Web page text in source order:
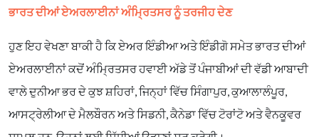
ਭਾਰਤ ਦੀਆਂ ਏਅਰਲਾਈਨਾਂ ਅੰਮ੍ਰਿਤਸਰ ਨੂੰ ਤਰਜੀਹ ਦੇਣ
ਹੁਣ ਇਹ ਵੇਖਣਾ ਬਾਕੀ ਹੈ ਕਿ ਏਅਰ ਇੰਡੀਆ ਅਤੇ ਇੰਡੀਗੋ ਸਮੇਤ ਭਾਰਤ ਦੀਆਂ
ਏਅਰਲਾਈਨਾਂ ਕਦੋਂ ਅੰਮ੍ਰਿਤਸਰ ਹਵਾਈ ਅੱਡੇ ਤੋਂ ਪੰਜਾਬੀਆਂ ਦੀ ਵੱਡੀ ਆਬਾਦੀ
ਵਾਲੇ ਦੁਨੀਆ ਭਰ ਦੇ ਕੁਝ ਸ਼ਹਿਰਾਂ, ਜਿਨ੍ਹਾਂ ਵਿੱਚ ਸਿੰਗਾਪੁਰ, ਕੁਆਲਾਲੰਪੂਰ,
ਆਸਟ੍ਰੇਲੀਆ ਦੇ ਮੈਲਬੌਰਨ ਅਤੇ ਸਿਡਨੀ, ਕੈਨੇਡਾ ਵਿੱਚ ਟੋਰਾਂਟੋ ਅਤੇ ਵੈਨਕੂਵਰ